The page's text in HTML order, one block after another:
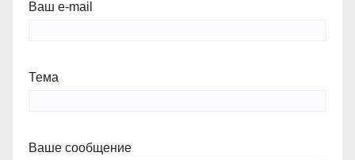
Ваш e-mail
Тема
Ваше сообщение